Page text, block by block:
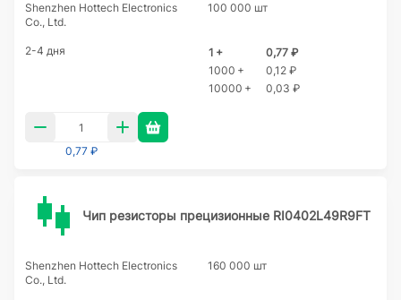
Shenzhen Hottech Electronics
Co., Ltd.
100 000 шт
2-4 дня 1 +
0,77 ₽
1000 +
0,12 ₽
10000 +
0,03 ₽
0,77 ₽
Чип резисторы прецизионные RI0402L49R9FT
Shenzhen Hottech Electronics
Co., Ltd.
160 000 шт